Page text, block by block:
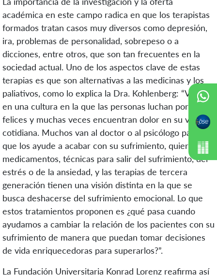
académica en este campo radica en que los terapistas
formados tratan casos muy diversos como depresión,
ira, problemas de personalidad, sobrepeso o a
dicciones, entre otros, que son tan frecuentes en la
sociedad actual. Uno de los aspectos clave de estas
terapias es que son alternativas a las medicinas y los
paliativos, como lo explica la Dra. Kohlenberg: “Vivimos
en una cultura en la que las personas luchan por ser
felices y muchas veces encuentran dolor en su vida
cotidiana. Muchos van al doctor o al psicólogo para
que los ayude a acabar con su sufrimiento, quieren
medicamentos, técnicas para salir del sufrimiento, del
estrés o de la ansiedad, y las terapias de tercera
generación tienen una visión distinta en la que se
busca deshacerse del sufrimiento emocional. Lo que
estos tratamientos proponen es ¿qué pasa cuando
ayudamos a cambiar la relación de los pacientes con su
sufrimiento de manera que puedan tomar decisiones
de vida enriquecedoras para superarlos?”.
La Fundación Universitaria Konrad Lorenz reafirma así